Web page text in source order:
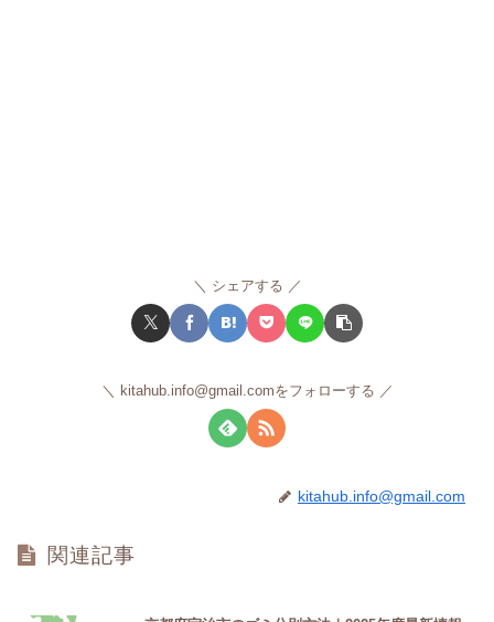
シェアする
kitahub.info@gmail.comをフォローする
kitahub.info@gmail.com
関連記事